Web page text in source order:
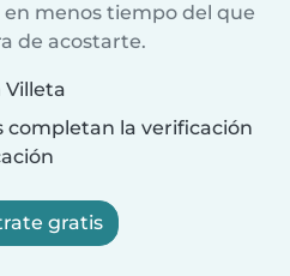
menos tiempo del que
de acostarte.
Villeta
completan la verificación
gratis